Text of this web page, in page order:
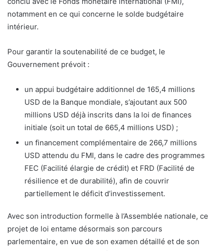
notamment en ce qui concerne le solde budgétaire
intérieur.
Pour garantir la soutenabilité de ce budget, le
Gouvernement prévoit :
un appui budgétaire additionnel de 165,4 millions
USD de la Banque mondiale, s’ajoutant aux 500
millions USD déjà inscrits dans la loi de finances
initiale (soit un total de 665,4 millions USD) ;
un financement complémentaire de 266,7 millions
USD attendu du FMI, dans le cadre des programmes
FEC (Facilité élargie de crédit) et FRD (Facilité de
résilience et de durabilité), afin de couvrir
partiellement le déficit d’investissement.
Avec son introduction formelle à l’Assemblée nationale, ce
projet de loi entame désormais son parcours
parlementaire, en vue de son examen détaillé et de son